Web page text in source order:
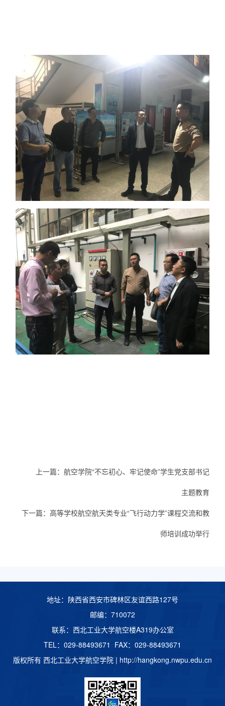
上一篇：航空学院“不忘初心、牢记使命”学生党支部书记
主题教育
下一篇：高等学校航空航天类专业“飞行动力学”课程交流和教
师培训成功举行
地址：陕西省西安市碑林区友谊西路127号
邮编：710072
联系：西北工业大学航空楼A319办公室
TEL：029-88493671 FAX：029-88493671
版权所有 西北工业大学航空学院 | http://hangkong.nwpu.edu.cn